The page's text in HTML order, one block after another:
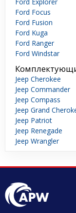
Ford Explorer
Ford Focus
Ford Fusion
Ford Kuga
Ford Ranger
Ford Windstar
Jeep Cherokee
Jeep Commander
Jeep Compass
Jeep Grand
Jeep Patriot
Jeep Renegade
Jeep Wrangler